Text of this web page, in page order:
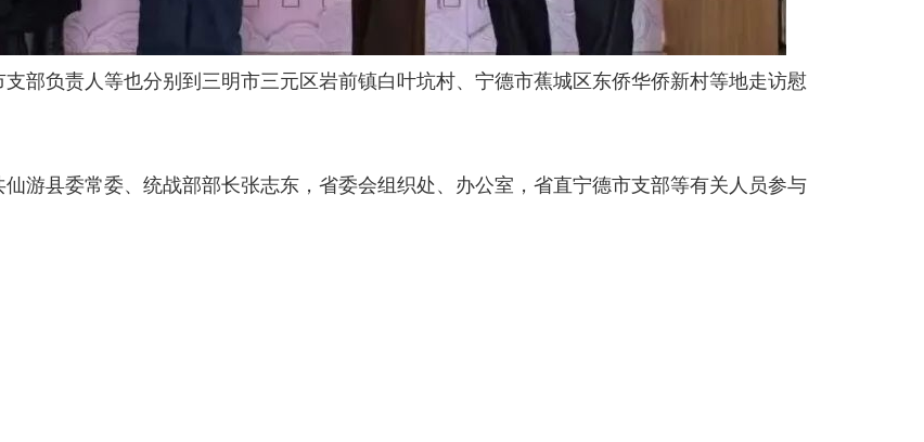
部负责人等也分别到三明市三元区岩前镇白叶坑村、宁德市蕉城区东侨华侨新村等地走访慰
游县委常委、统战部部长张志东，省委会组织处、办公室，省直宁德市支部等有关人员参与